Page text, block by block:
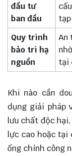
đầu tư
ban đầu
tạp
Quy trình
bảo trì hạ
nguồn
An
tại
Khi nào cần
dụng giải pháp
lưu chất độc
lực cao hoặc
ống chính công